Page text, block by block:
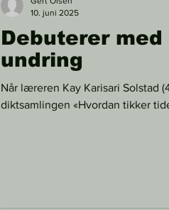
Debuterer
undring
Når læreren Kay Karisari Solstad
diktsamlingen «Hvordan tikker
10. juni 2025